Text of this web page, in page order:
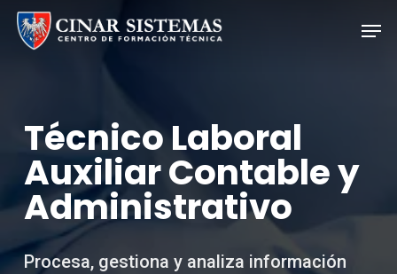
Skip
Técnico Laboral
Auxiliar Contable y
Administrativo
Procesa, gestiona y analiza información